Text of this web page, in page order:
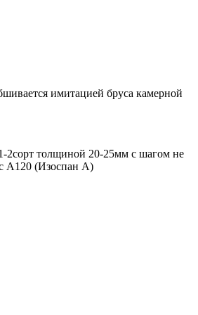
имитацией бруса камерной
2сорт толщиной 20-25мм с шагом не
А120 (Изоспан А)